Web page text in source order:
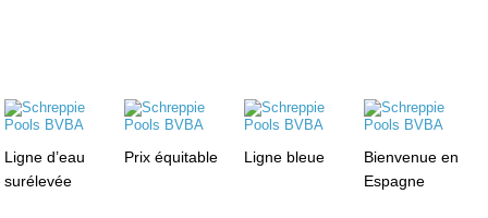
Ligne d’eau
surélevée
Prix équitable Ligne bleue
Bienvenue en
Espagne